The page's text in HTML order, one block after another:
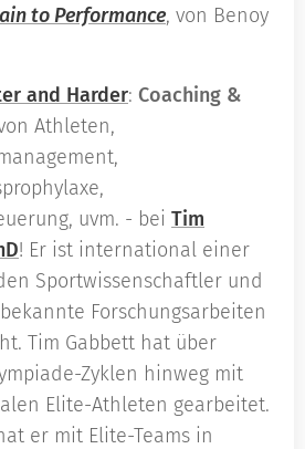
to Performance, von Benoy
and Harder: Coaching &
Athleten,
uvm. - bei Tim
! Er ist international einer
Sportwissenschaftler und
Forschungsarbeiten
Tim Gabbett hat über
Zyklen hinweg mit
Elite-Athleten gearbeitet.
er mit Elite-Teams in